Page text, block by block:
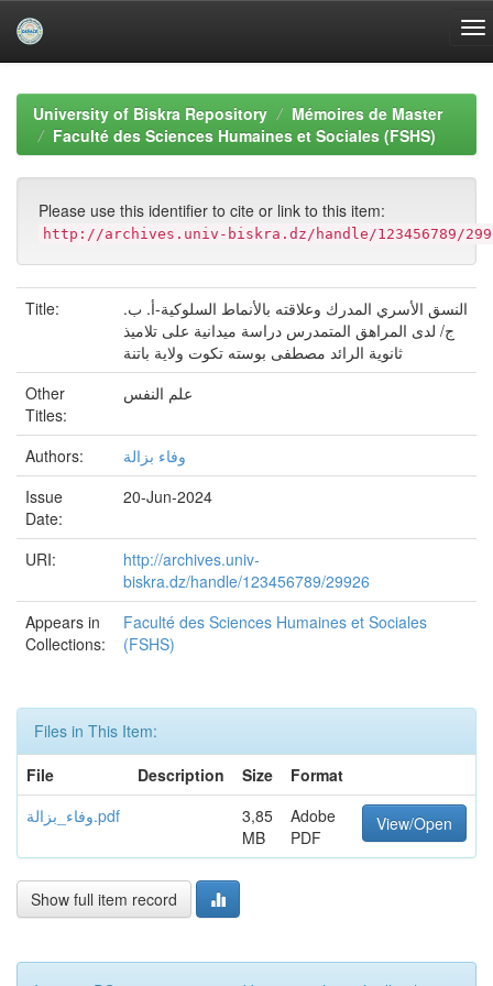
navigationUniversity of Biskra Repository
Mémoires de Master
Faculté des Sciences Humaines et Sociales (FSHS)
Please use this identifier to cite or link to this item:
http://archives.univ-biskra.dz/handle/123456789/
Title:
النسق الأسري المدرك وعلاقته بالأنماط السلوكية-أ. ب.
ج/ لدى المراهق المتمدرس دراسة ميدانية على تلاميذ
ثانوية الرائد مصطفى بوسته تكوت ولاية باتنة
Other
Titles:
علم النفس
Authors:
وفاء بزالة
Issue
Date:
20-Jun-2024
URI:
http://archives.univ-
biskra.dz/handle/123456789/29926
Appears in
Collections:
Faculté des Sciences Humaines et Sociales
(FSHS)
Files in This Item:
File
Description Size
Format
وفاء_بزالة.pdf
3,85
MB
Adobe
PDF
View/Open
Show full item record